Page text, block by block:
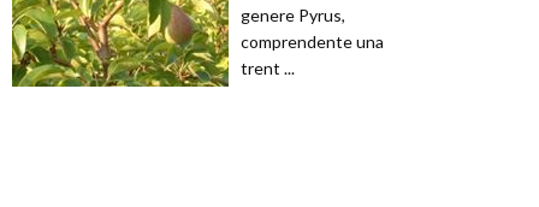
genere Pyrus,
comprendente una
trent ...